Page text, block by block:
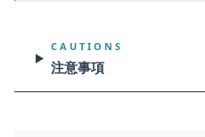
CAUTIONS
注意事項